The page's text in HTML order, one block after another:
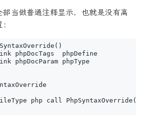
当做普通注释显示，也就是没有高
()
phpDocTags
phpDefine
phpDocParam phpType
php call PhpSyntaxOverride ()